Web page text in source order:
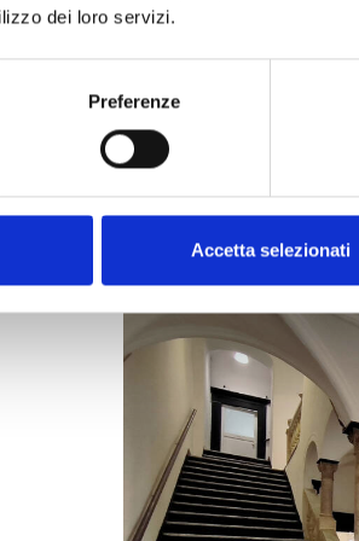
dei loro servizi.
Preferenze
Accetta selezionati